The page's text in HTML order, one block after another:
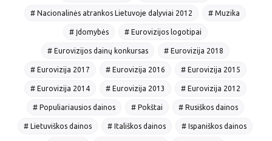
# Nacionalinės atrankos Lietuvoje dalyviai 2012 # Muzika
# Įdomybės # Eurovizijos logotipai
# Eurovizijos dainų konkursas # Eurovizija 2018
# Eurovizija 2017 # Eurovizija 2016 # Eurovizija 2015
# Eurovizija 2014 # Eurovizija 2013 # Eurovizija 2012
# Populiariausios dainos # Pokštai # Rusiškos dainos
# Lietuviškos dainos # Itališkos dainos # Ispaniškos dainos